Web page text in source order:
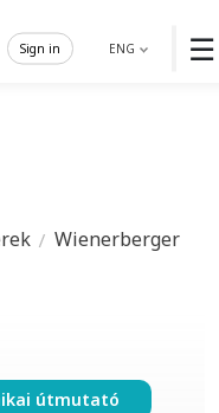
☰
ENG
Sign in
Wienerberger
útmutató